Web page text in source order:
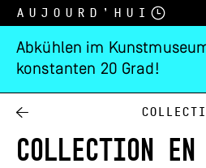
Aujourd’hui
Abkühlen im
konstanten 20 Grad!
COLLECTION